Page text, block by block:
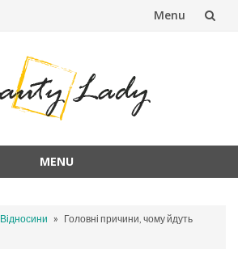
Menu
MENU
Відносини » Головні причини, чому йдуть